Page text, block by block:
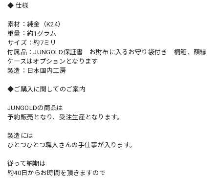
◆ 仕様
素材：純金（K24）
重量：約1グラム
サイズ：約7ミリ
付属品：JUNGOLD保証書 お財布に入るお守り袋付き 桐箱、額縁
ケースはオプションとなります
製造：日本国内工房
◆ご購入に関してのご案内
JUNGOLDの商品は
予約販売となり、受注生産となります。
製造には
ひとつひとつ職人さんの手仕事が入ります。
従って納期は
約40日からお時間を頂きますので